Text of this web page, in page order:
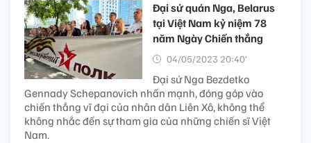
Đại sứ quán Nga, Belarus
tại Việt Nam kỷ niệm 78
năm Ngày Chiến thắng
04/05/2023 20:40’
Đại sứ Nga Bezdetko
Gennady Schepanovich nhấn mạnh, đóng góp vào
chiến thắng vĩ đại của nhân dân Liên Xô, không thể
không nhắc đến sự tham gia của những chiến sĩ Việt
Nam.